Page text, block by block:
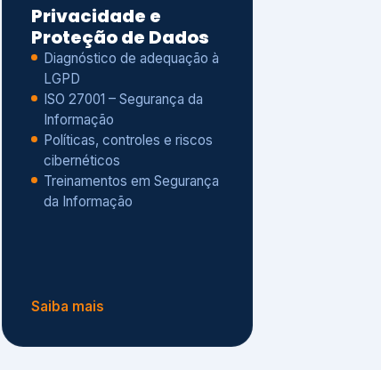
Privacidade e
Proteção de Dados
Diagnóstico de adequação à
LGPD
ISO 27001 – Segurança da
Informação
Políticas, controles e riscos
cibernéticos
Treinamentos em Segurança
da Informação
Saiba mais